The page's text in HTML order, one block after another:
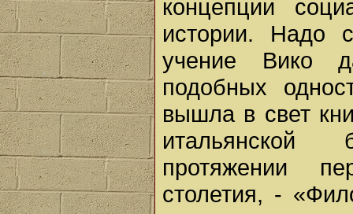
концепции
истории. Надо
учение Вико
подобных
вышла в свет
итальянской
протяжении
столетия, -